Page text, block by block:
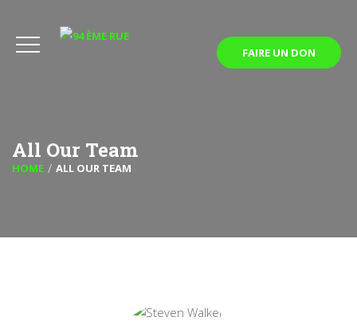
FAIRE UN DON
All Our Team
HOME ALL OUR TEAM